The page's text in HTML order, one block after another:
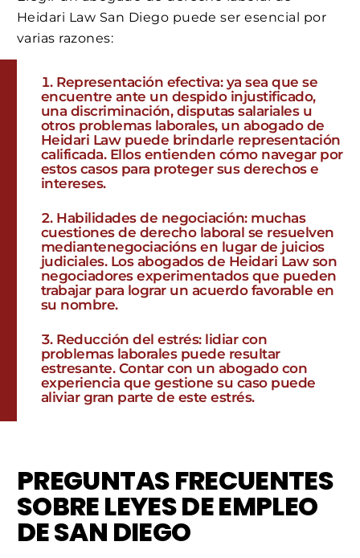
Heidari Law San Diego puede ser esencial por
varias razones:
Representación efectiva: ya sea que se
encuentre ante un despido injustificado,
una discriminación, disputas salariales u
otros problemas laborales, un abogado de
Heidari Law puede brindarle representación
calificada. Ellos entienden cómo navegar por
estos casos para proteger sus derechos e
intereses.
Habilidades de negociación: muchas
cuestiones de derecho laboral se resuelven
mediantenegociacións en lugar de juicios
judiciales. Los abogados de Heidari Law son
negociadores experimentados que pueden
trabajar para lograr un acuerdo favorable en
su nombre.
Reducción del estrés: lidiar con
problemas laborales puede resultar
estresante. Contar con un abogado con
experiencia que gestione su caso puede
aliviar gran parte de este estrés.
PREGUNTAS FRECUENTES
SOBRE LEYES DE EMPLEO
DE SAN DIEGO